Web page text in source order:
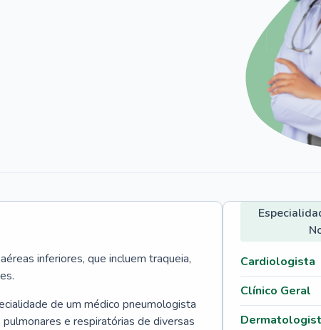
inferiores, que incluem traqueia,
de um médico pneumologista
e respiratórias de diversas
Cardiologista
Clínico Geral